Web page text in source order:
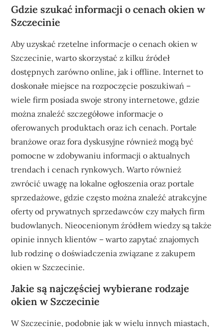
Gdzie szukać informacji o cenach okien w
Szczecinie
Aby uzyskać rzetelne informacje o cenach okien w
Szczecinie, warto skorzystać z kilku źródeł
dostępnych zarówno online, jak i offline. Internet to
doskonałe miejsce na rozpoczęcie poszukiwań –
wiele firm posiada swoje strony internetowe, gdzie
można znaleźć szczegółowe informacje o
oferowanych produktach oraz ich cenach. Portale
branżowe oraz fora dyskusyjne również mogą być
pomocne w zdobywaniu informacji o aktualnych
trendach i cenach rynkowych. Warto również
zwrócić uwagę na lokalne ogłoszenia oraz portale
sprzedażowe, gdzie często można znaleźć atrakcyjne
oferty od prywatnych sprzedawców czy małych firm
budowlanych. Nieocenionym źródłem wiedzy są także
opinie innych klientów – warto zapytać znajomych
lub rodzinę o doświadczenia związane z zakupem
okien w Szczecinie.
Jakie są najczęściej wybierane rodzaje
okien w Szczecinie
W Szczecinie, podobnie jak w wielu innych miastach,